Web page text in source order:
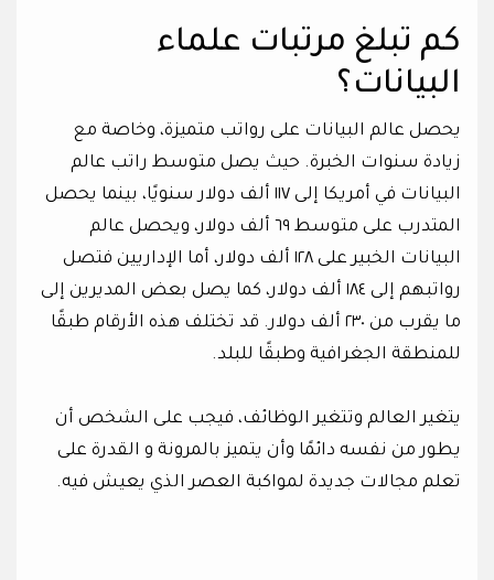
كم تبلغ مرتبات علماء
البيانات؟
يحصل عالم البيانات على رواتب متميزة، وخاصة مع
زيادة سنوات الخبرة. حيث يصل متوسط راتب عالم
البيانات في أمريكا إلى ١١٧ ألف دولار سنويًا، بينما يحصل
المتدرب على متوسط ٦٩ ألف دولار، ويحصل عالم
البيانات الخبير على ١٢٨ ألف دولار، أما الإداريين فتصل
رواتبهم إلى ١٨٤ ألف دولار، كما يصل بعض المديرين إلى
ما يقرب من ٢٣٠ ألف دولار. قد تختلف هذه الأرقام طبقًا
للمنطقة الجغرافية وطبقًا للبلد.
يتغير العالم وتتغير الوظائف، فيجب على الشخص أن
يطور من نفسه دائمًا وأن يتميز بالمرونة و القدرة على
تعلم مجالات جديدة لمواكبة العصر الذي يعيش فيه.